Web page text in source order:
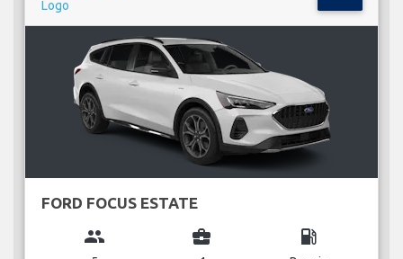
FORD FOCUS ESTATE
group business_center local_gas_station